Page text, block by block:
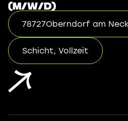
(m/w/d)
78727Oberndorf am
Schicht, Vollzeit